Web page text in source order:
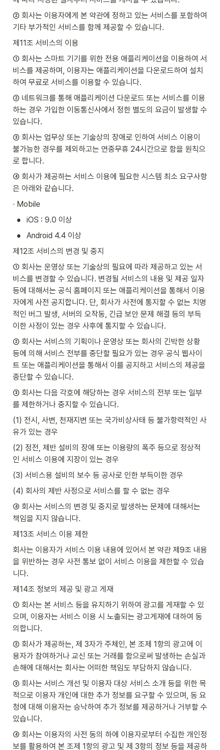
② 회사는 이용자에게 본 약관에 정하고 있는 서비스를 포함하여
기타 부가적인 서비스를 함께 제공할 수 있습니다.
제11조 서비스의 이용
① 회사는 스마트 기기를 위한 전용 애플리케이션을 이용하여 서
비스를 제공하며, 이용자는 애플리케이션을 다운로드하여 설치
하여 무료로 서비스를 이용할 수 있습니다.
② 네트워크를 통해 애플리케이션 다운로드 또는 서비스를 이용
하는 경우 가입한 이동통신사에서 정한 별도의 요금이 발생할 수
있습니다.
③ 회사는 업무상 또는 기술상의 장애로 인하여 서비스 이용이
불가능한 경우를 제외하고는 연중무휴 24시간으로 함을 원칙으
로 합니다.
④ 회사가 제공하는 서비스 이용에 필요한 시스템 최소 요구사항
은 아래와 같습니다.
∙ Mobile
• iOS : 9.0 이상
•
Android 4.4 이상
제12조 서비스의 변경 및 중지
① 회사는 운영상 또는 기술상의 필요에 따라 제공하고 있는 서
비스를 변경할 수 있습니다. 변경될 서비스의 내용 및 제공 일자
등에 대해서는 공식 홈페이지 또는 애플리케이션을 통해서 이용
자에게 사전 공지합니다. 단, 회사가 사전에 통지할 수 없는 치명
적인 버그 발생, 서버의 오작동, 긴급 보안 문제 해결 등의 부득
이한 사정이 있는 경우 사후에 통지할 수 있습니다.
② 회사는 서비스의 기획이나 운영상 또는 회사의 긴박한 상황
등에 의해 서비스 전부를 중단할 필요가 있는 경우 공식 웹사이
트 또는 애플리케이션을 통해서 이를 공지하고 서비스의 제공을
중단할 수 있습니다.
③ 회사는 다음 각호에 해당하는 경우 서비스의 전부 또는 일부
를 제한하거나 중지할 수 있습니다.
(1) 전시, 사변, 천재지변 또는 국가비상사태 등 불가항력적인 사
유가 있는 경우
(2) 정전, 제반 설비의 장애 또는 이용량의 폭주 등으로 정상적
인 서비스 이용에 지장이 있는 경우
(3) 서비스용 설비의 보수 등 공사로 인한 부득이한 경우
(4) 회사의 제반 사정으로 서비스를 할 수 없는 경우
④ 회사는 서비스의 변경 및 중지로 발생하는 문제에 대해서는
책임을 지지 않습니다.
제13조 서비스 이용 제한
회사는 이용자가 서비스 이용 내용에 있어서 본 약관 제9조 내용
을 위반하는 경우 사전 통보 없이 서비스 이용을 제한할 수 있습
니다.
제14조 정보의 제공 및 광고 게재
① 회사는 본 서비스 등을 유지하기 위하여 광고를 게재할 수 있
으며, 이용자는 서비스 이용 시 노출되는 광고게재에 대하여 동
의합니다.
② 회사가 제공하는, 제 3자가 주체인, 본 조제 1항의 광고에 이
용자가 참여하거나 교신 또는 거래를 함으로써 발생하는 손실과
손해에 대해서는 회사는 어떠한 책임도 부담하지 않습니다.
③ 회사는 서비스 개선 및 이용자 대상 서비스 소개 등을 위한 목
적으로 이용자 개인에 대한 추가 정보를 요구할 수 있으며, 동 요
청에 대해 이용자는 승낙하여 추가 정보를 제공하거나 거부할 수
있습니다.
④ 회사는 이용자의 사전 동의 하에 이용자로부터 수집한 개인정
보를 활용하여 본 조제 1항의 광고 및 제 3항의 정보 등을 제공하